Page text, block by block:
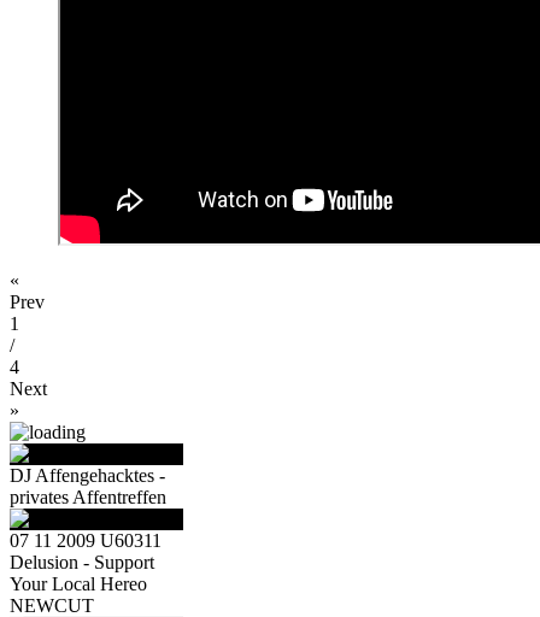
«
Prev
1
/
4
Next
»
DJ Affengehacktes -
privates Affentreffen
07 11 2009 U60311
Delusion - Support
Your Local Hereo
NEWCUT